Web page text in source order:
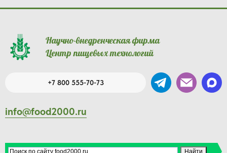
Научно-внедренческая фирма
Центр пищевых технологий
+7 800 555-70-73
info@food2000.ru